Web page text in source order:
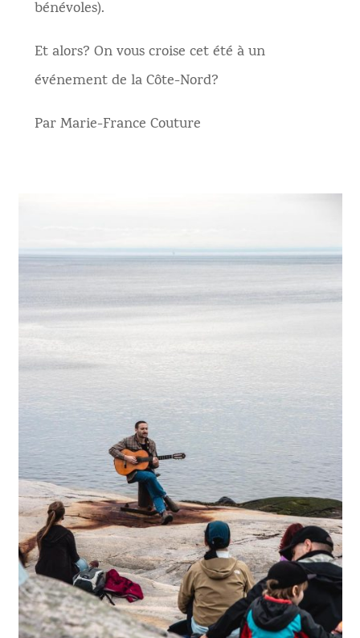
bénévoles).
Et alors? On vous croise cet été à un
événement de la Côte-Nord?
Par Marie-France Couture